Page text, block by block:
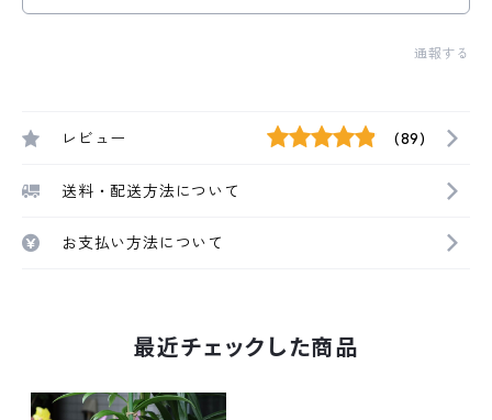
通報する
レビュー (89)
送料・配送方法について
お支払い方法について
最近チェックした商品